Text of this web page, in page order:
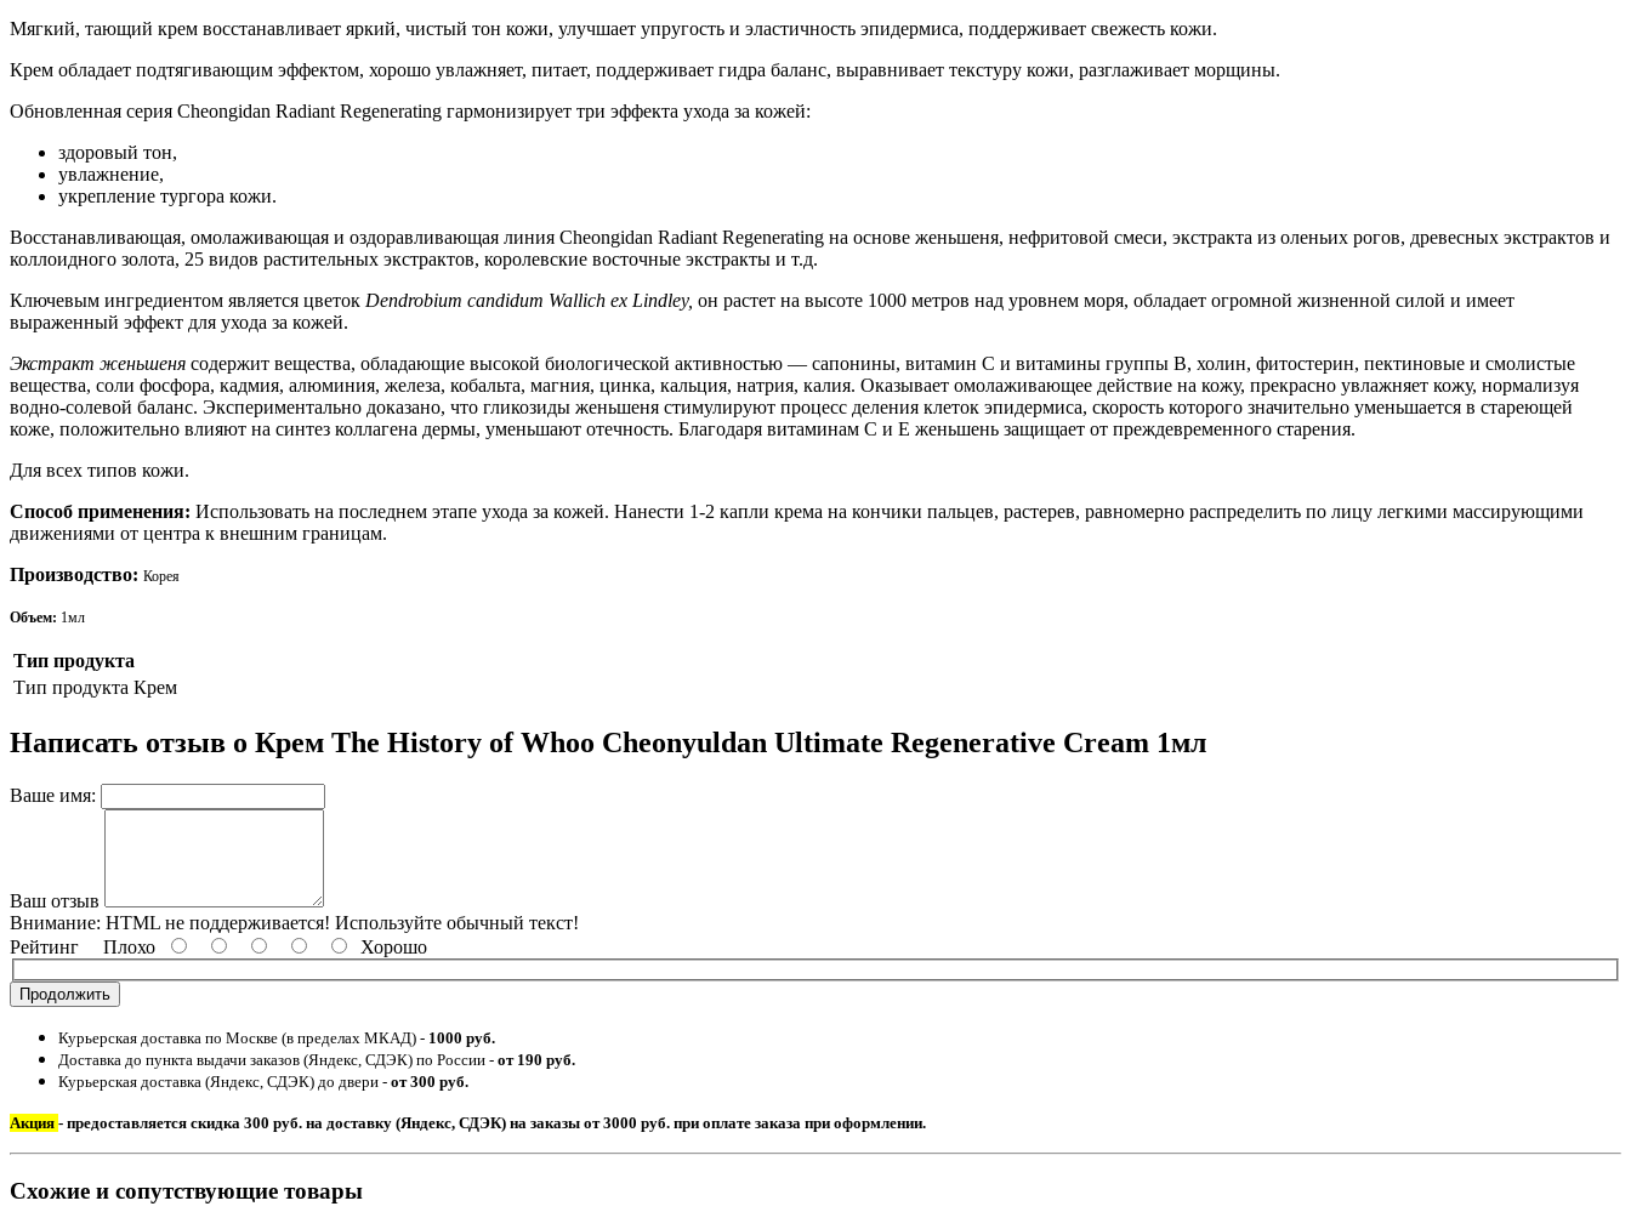
Мягкий, тающий крем восстанавливает яркий, чистый тон кожи, улучшает упругость и эластичность эпидермиса, поддерживает свежесть кожи.
Крем обладает подтягивающим эффектом, хорошо увлажняет, питает, поддерживает гидра баланс, выравнивает текстуру кожи, разглаживает морщины.
Обновленная серия Cheongidan Radiant Regenerating гармонизирует три эффекта ухода за кожей:
здоровый тон,
увлажнение,
укрепление тургора кожи.
Восстанавливающая, омолаживающая и оздоравливающая линия Cheongidan Radiant Regenerating на основе женьшеня, нефритовой смеси, экстракта из оленьих рогов, древесных экстрактов и
коллоидного золота, 25 видов растительных экстрактов, королевские восточные экстракты и т.д.
Ключевым ингредиентом является цветок Dendrobium candidum Wallich ex Lindley, он растет на высоте 1000 метров над уровнем моря, обладает огромной жизненной силой и имеет
выраженный эффект для ухода за кожей.
Экстракт женьшеня содержит вещества, обладающие высокой биологической активностью — сапонины, витамин С и витамины группы В, холин, фитостерин, пектиновые и смолистые
вещества, соли фосфора, кадмия, алюминия, железа, кобальта, магния, цинка, кальция, натрия, калия. Оказывает омолаживающее действие на кожу, прекрасно увлажняет кожу, нормализуя
водно-солевой баланс. Экспериментально доказано, что гликозиды женьшеня стимулируют процесс деления клеток эпидермиса, скорость которого значительно уменьшается в стареющей
коже, положительно влияют на синтез коллагена дермы, уменьшают отечность. Благодаря витаминам С и Е женьшень защищает от преждевременного старения.
Для всех типов кожи.
Способ применения: Использовать на последнем этапе ухода за кожей. Нанести 1-2 капли крема на кончики пальцев, растерев, равномерно распределить по лицу легкими массирующими
движениями от центра к внешним границам.
Производство: Корея
Объем: 1мл
Тип продукта
Тип продукта Крем
Написать отзыв о Крем The History of Whoo Cheonyuldan Ultimate Regenerative Cream 1мл
Ваше имя:
Ваш отзыв
Внимание: HTML не поддерживается! Используйте обычный текст!
Рейтинг Плохо Хорошо
Продолжить
Курьерская доставка по Москве (в пределах МКАД) - 1000 руб.
Доставка до пункта выдачи заказов (Яндекс, СДЭК) по России - от 190 руб.
Курьерская доставка (Яндекс, СДЭК) до двери - от 300 руб.
Акция - предоставляется скидка 300 руб. на доставку (Яндекс, СДЭК) на заказы от 3000 руб. при оплате заказа при оформлении.
Схожие и сопутствующие товары